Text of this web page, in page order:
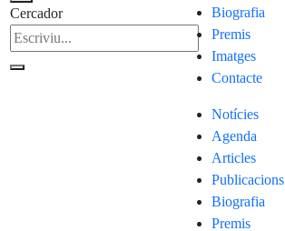
Cercador
Biografia
Premis
Imatges
Contacte
Notícies
Agenda
Articles
Publicacions
Biografia
Premis